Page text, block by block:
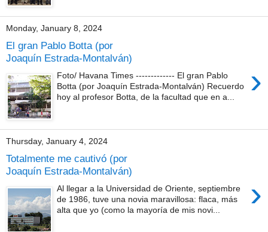
Monday, January 8, 2024
El gran Pablo Botta (por
Joaquín Estrada-Montalván)
›
Foto/ Havana Times ------------- El gran Pablo
Botta (por Joaquín Estrada-Montalván) Recuerdo
hoy al profesor Botta, de la facultad que en a...
Thursday, January 4, 2024
Totalmente me cautivó (por
Joaquín Estrada-Montalván)
›
Al llegar a la Universidad de Oriente, septiembre
de 1986, tuve una novia maravillosa: flaca, más
alta que yo (como la mayoría de mis novi...